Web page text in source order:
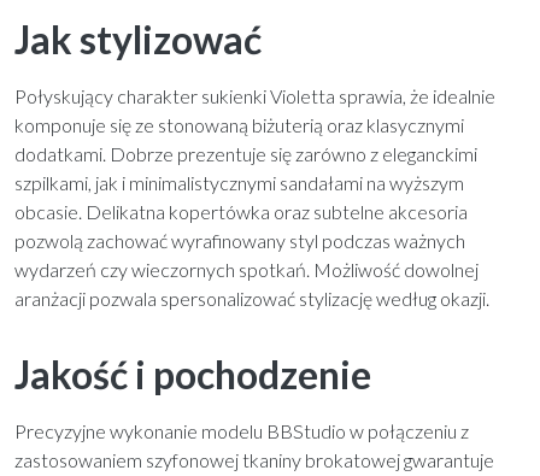
Jak stylizować
Połyskujący charakter sukienki Violetta sprawia, że idealnie
komponuje się ze stonowaną biżuterią oraz klasycznymi
dodatkami. Dobrze prezentuje się zarówno z eleganckimi
szpilkami, jak i minimalistycznymi sandałami na wyższym
obcasie. Delikatna kopertówka oraz subtelne akcesoria
pozwolą zachować wyrafinowany styl podczas ważnych
wydarzeń czy wieczornych spotkań. Możliwość dowolnej
aranżacji pozwala spersonalizować stylizację według okazji.
Jakość i pochodzenie
Precyzyjne wykonanie modelu BBStudio w połączeniu z
zastosowaniem szyfonowej tkaniny brokatowej gwarantuje